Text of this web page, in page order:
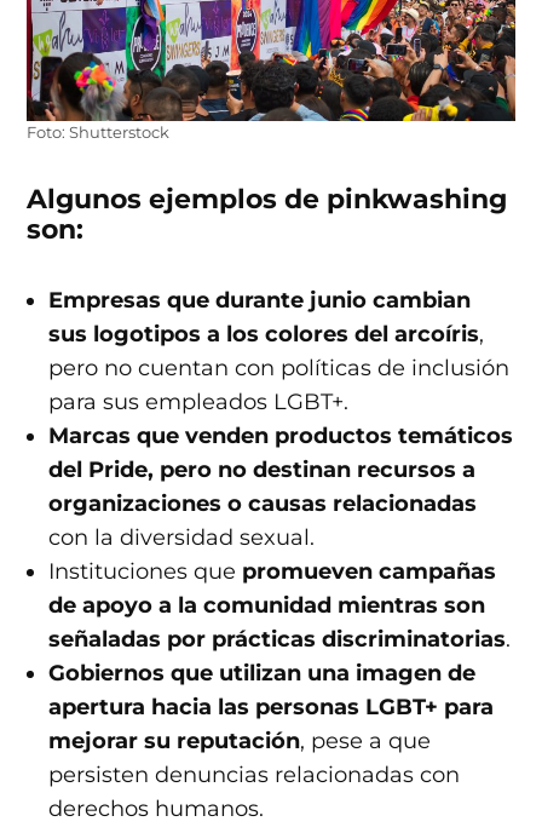
Foto: Shutterstock
Algunos ejemplos de pinkwashing
son:
Empresas que durante junio cambian
sus logotipos a los colores del arcoíris,
pero no cuentan con políticas de inclusión
para sus empleados LGBT+.
Marcas que venden productos temáticos
del Pride, pero no destinan recursos a
organizaciones o causas relacionadas
con la diversidad sexual.
Instituciones que promueven campañas
de apoyo a la comunidad mientras son
señaladas por prácticas discriminatorias.
Gobiernos que utilizan una imagen de
apertura hacia las personas LGBT+ para
mejorar su reputación, pese a que
persisten denuncias relacionadas con
derechos humanos.